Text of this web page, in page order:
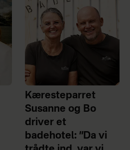
Kæresteparret
Susanne og Bo
driver et
badehotel: ”Da vi